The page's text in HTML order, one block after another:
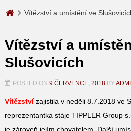
Vítězství a umístění ve
Vítězství a
Slušovicích
POSTED ON 9 ČERVENCE, 2018 BY
Vítězství zajistila v neděli 8.7.2018 ve
reprezentantka stáje TIPPLER Group
je zároveň jejím chovatelem. Další